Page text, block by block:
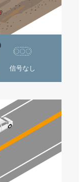
信号なし